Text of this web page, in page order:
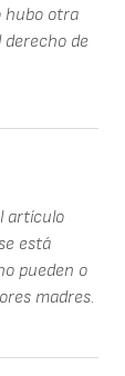
hubo otra
derecho de
artículo
está
pueden o
madres.